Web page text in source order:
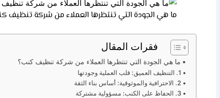
ما هي الجودة التي تنتظرها العملاء من شركة تنظيف
فقرات المقال
ما هي الجودة التي تنتظرها العملاء من شركة تنظيف كنب؟
1. التنظيف العميق: قلب العملية وجودتها
2. الاحترافية والموثوقية: أساس بناء الثقة
3. الحفاظ على الكنب: مسؤولية مشتركة